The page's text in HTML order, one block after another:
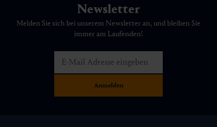
Newsletter
Melden Sie sich bei unserem Newsletter an, und bleiben Sie
immer am Laufenden!